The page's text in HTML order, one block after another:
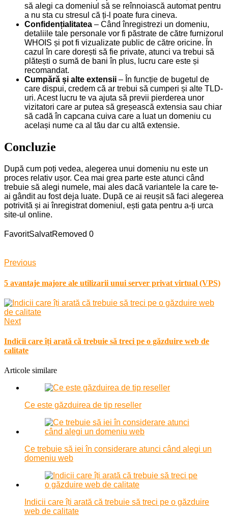
să alegi ca domeniul să se reînnoiască automat pentru
a nu sta cu stresul că ți-l poate fura cineva.
Confidențialitatea – Când înregistrezi un domeniu,
detaliile tale personale vor fi păstrate de către furnizorul
WHOIS și pot fi vizualizate public de către oricine. În
cazul în care dorești să fie private, atunci va trebui să
plătești o sumă de bani în plus, lucru care este și
recomandat.
Cumpără și alte extensii – În funcție de bugetul de
care dispui, credem că ar trebui să cumperi și alte TLD-
uri. Acest lucru te va ajuta să previi pierderea unor
vizitatori care ar putea să greșească extensia sau chiar
să cadă în capcana cuiva care a luat un domeniu cu
același nume ca al tău dar cu altă extensie.
Concluzie
După cum poți vedea, alegerea unui domeniu nu este un
proces relativ ușor. Cea mai grea parte este atunci când
trebuie să alegi numele, mai ales dacă variantele la care te-
ai gândit au fost deja luate. După ce ai reușit să faci alegerea
potrivită și ai înregistrat domeniul, ești gata pentru a-ți urca
site-ul online.
FavoritSalvatRemoved 0
Previous
5 avantaje majore ale utilizarii unui server privat virtual (VPS)
Next
Indicii care îți arată că trebuie să treci pe o găzduire web de
calitate
Articole similare
Ce este găzduirea de tip reseller
Ce trebuie să iei în considerare atunci când alegi un
domeniu web
Indicii care îți arată că trebuie să treci pe o găzduire
web de calitate